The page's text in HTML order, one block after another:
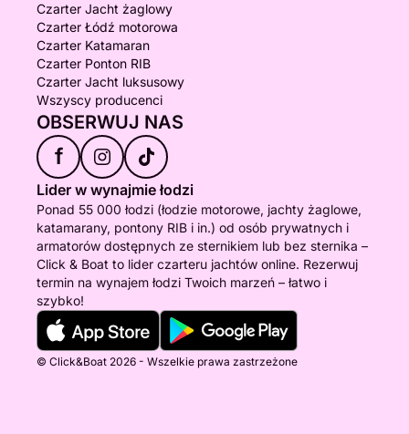
Czarter Jacht żaglowy
Czarter Łódź motorowa
Czarter Katamaran
Czarter Ponton RIB
Czarter Jacht luksusowy
Wszyscy producenci
OBSERWUJ NAS
f
Lider w wynajmie łodzi
Ponad 55 000 łodzi (łodzie motorowe, jachty żaglowe,
katamarany, pontony RIB i in.) od osób prywatnych i
armatorów dostępnych ze sternikiem lub bez sternika –
Click & Boat to lider czarteru jachtów online. Rezerwuj
termin na wynajem łodzi Twoich marzeń – łatwo i
szybko!
© Click&Boat 2026 - Wszelkie prawa zastrzeżone